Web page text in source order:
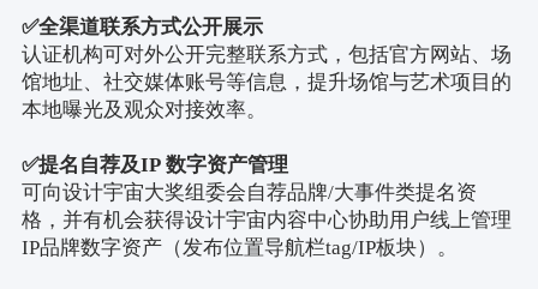
✅全渠道联系方式公开展示
认证机构可对外公开完整联系方式，包括官方网站、场
馆地址、社交媒体账号等信息，提升场馆与艺术项目的
本地曝光及观众对接效率。
✅提名自荐及IP 数字资产管理
可向设计宇宙大奖组委会自荐品牌/大事件类提名资
格，并有机会获得设计宇宙内容中心协助用户线上管理
IP品牌数字资产（发布位置导航栏tag/IP板块）。